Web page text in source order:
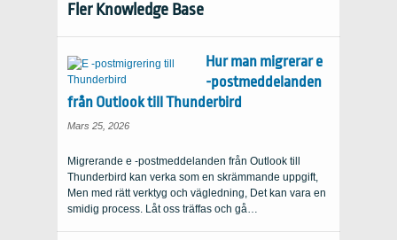
Fler Knowledge Base
Hur man migrerar e
-postmeddelanden
från Outlook till Thunderbird
Mars 25, 2026
Migrerande e -postmeddelanden från Outlook till
Thunderbird kan verka som en skrämmande uppgift,
Men med rätt verktyg och vägledning, Det kan vara en
smidig process. Låt oss träffas och gå…